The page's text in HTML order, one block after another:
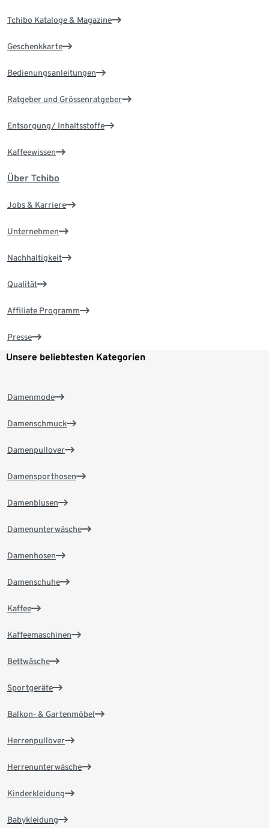
Tchibo Kataloge & Magazine
Geschenkkarte
Bedienungsanleitungen
Ratgeber und Grössenratgeber
Entsorgung/ Inhaltsstoffe
Kaffeewissen
Über Tchibo
Jobs & Karriere
Unternehmen
Nachhaltigkeit
Qualität
Affiliate Programm
Presse
Unsere beliebtesten Kategorien
Damenmode
Damenschmuck
Damenpullover
Damensporthosen
Damenblusen
Damenunterwäsche
Damenhosen
Damenschuhe
Kaffee
Kaffeemaschinen
Bettwäsche
Sportgeräte
Balkon- & Gartenmöbel
Herrenpullover
Herrenunterwäsche
Kinderkleidung
Babykleidung